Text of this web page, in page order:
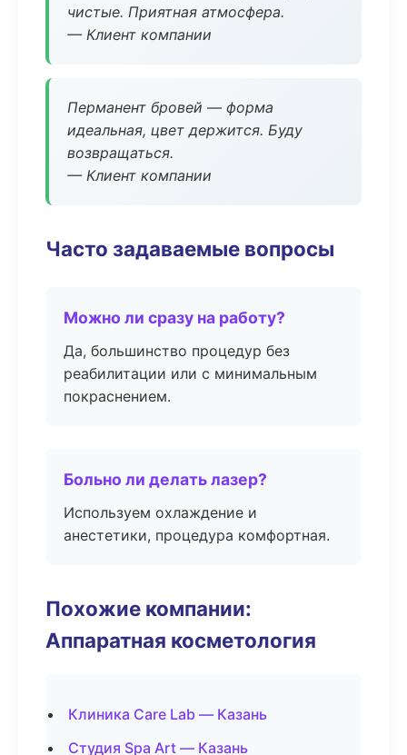
чистые. Приятная атмосфера.
— Клиент компании
Перманент бровей — форма
идеальная, цвет держится. Буду
возвращаться.
— Клиент компании
Часто задаваемые вопросы
Можно ли сразу на работу?
Да, большинство процедур без
реабилитации или с минимальным
покраснением.
Больно ли делать лазер?
Используем охлаждение и
анестетики, процедура комфортная.
Похожие компании:
Аппаратная косметология
Клиника Care Lab — Казань
Студия Spa Art — Казань